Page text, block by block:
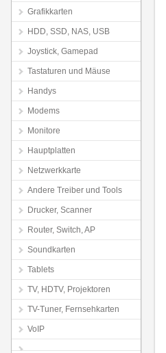
Grafikkarten
HDD, SSD, NAS, USB
Joystick, Gamepad
Tastaturen und Mäuse
Handys
Modems
Monitore
Hauptplatten
Netzwerkkarte
Andere Treiber und Tools
Drucker, Scanner
Router, Switch, AP
Soundkarten
Tablets
TV, HDTV, Projektoren
TV-Tuner, Fernsehkarten
VoIP